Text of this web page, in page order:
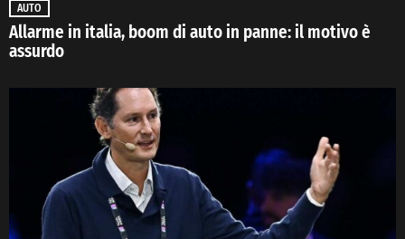
AUTO
Allarme in italia, boom di auto in panne: il motivo è
assurdo